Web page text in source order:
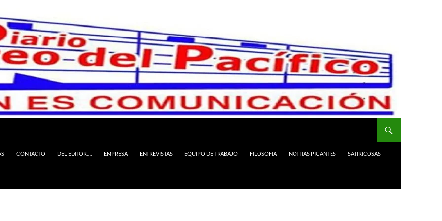
CONTACTO DEL EDITOR…. EMPRESA ENTREVISTAS EQUIPO DE TRABAJO FILOSOFIA NOTITAS PICANTES SATIRICOSAS